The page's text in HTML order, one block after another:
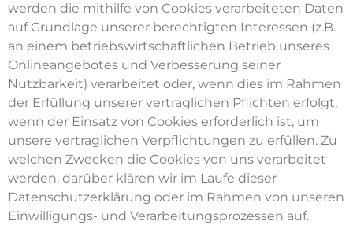
werden die mithilfe von Cookies verarbeiteten Daten
auf Grundlage unserer berechtigten Interessen (z.B.
an einem betriebswirtschaftlichen Betrieb unseres
Onlineangebotes und Verbesserung seiner
Nutzbarkeit) verarbeitet oder, wenn dies im Rahmen
der Erfüllung unserer vertraglichen Pflichten erfolgt,
wenn der Einsatz von Cookies erforderlich ist, um
unsere vertraglichen Verpflichtungen zu erfüllen. Zu
welchen Zwecken die Cookies von uns verarbeitet
werden, darüber klären wir im Laufe dieser
Datenschutzerklärung oder im Rahmen von unseren
Einwilligungs- und Verarbeitungsprozessen auf.